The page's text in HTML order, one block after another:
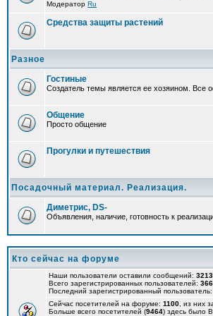
Модератор Ru
Средства защиты растений
Разное
Гостиные
Создатель темы является ее хозяином. Все
Общение
Просто общение
Прогулки и путешествия
Посадочный материал. Реализация.
Диметрис, DS-
Объявления, наличие, готовность к
Кто сейчас на форуме
Наши пользователи оставили сообщений:
Всего зарегистрированных пользователей:
Последний зарегистрированный пользователь:
Сейчас посетителей на форуме: 1100 , из них
Больше всего посетителей (9464) здесь было